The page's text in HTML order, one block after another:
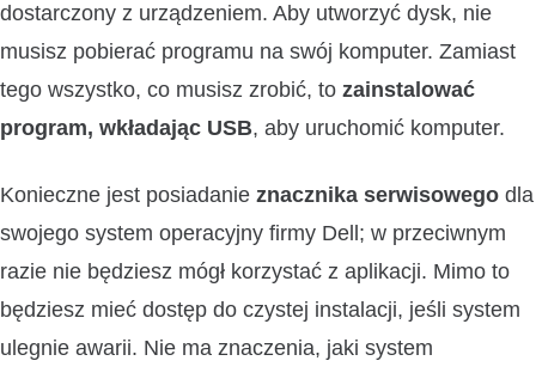
dostarczony z urządzeniem. Aby utworzyć dysk, nie
musisz pobierać programu na swój komputer. Zamiast
tego wszystko, co musisz zrobić, to zainstalować
program, wkładając USB, aby uruchomić komputer.
Konieczne jest posiadanie znacznika serwisowego dla
swojego system operacyjny firmy Dell; w przeciwnym
razie nie będziesz mógł korzystać z aplikacji. Mimo to
będziesz mieć dostęp do czystej instalacji, jeśli system
ulegnie awarii. Nie ma znaczenia, jaki system